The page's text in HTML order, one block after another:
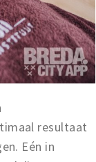
resultaat
Eén in